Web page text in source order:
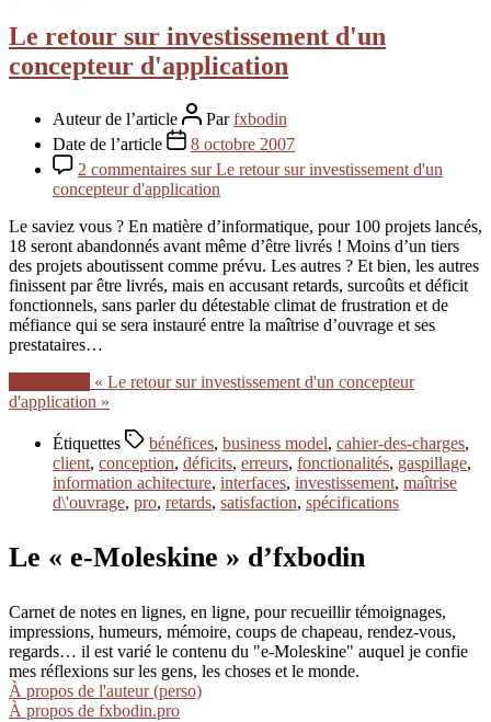
Le retour sur investissement d'un
concepteur d'application
Auteur de l’article Parfxbodin
Date de l’article
8 octobre 2007
2 commentaires sur Le retour sur investissement d'un
concepteur d'application
Le saviez vous ? En matière d’informatique, pour 100 projets lancés,
18 seront abandonnés avant même d’être livrés ! Moins d’un tiers
des projets aboutissent comme prévu. Les autres ? Et bien, les autres
finissent par être livrés, mais en accusant retards, surcoûts et déficit
fonctionnels, sans parler du détestable climat de frustration et de
méfiance qui se sera instauré entre la maîtrise d’ouvrage et ses
prestataires…
« Le retour sur investissement d'un concepteur
d'application »
Étiquettes bénéfices, business model, cahier-des-charges,
client, conception, déficits, erreurs, fonctionalités, gaspillage,
information achitecture, interfaces, investissement, maîtrise
d\'ouvrage, pro, retards, satisfaction, spécifications
Le « e-Moleskine » d’fxbodin
Carnet de notes en lignes, en ligne, pour recueillir témoignages,
impressions, humeurs, mémoire, coups de chapeau, rendez-vous,
regards… il est varié le contenu du "e-Moleskine" auquel je confie
mes réflexions sur les gens, les choses et le monde.
À propos de l'auteur (perso)
À propos de fxbodin.pro